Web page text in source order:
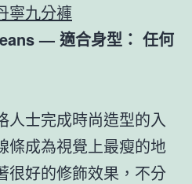
寧九分褲
— 適合身型： 任何
人士完成時尚造型的入
條成為視覺上最瘦的地
很好的修飾效果，不分